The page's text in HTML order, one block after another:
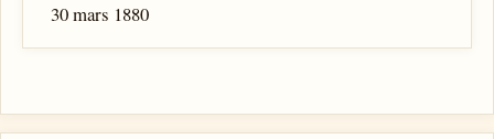
30 mars 1880